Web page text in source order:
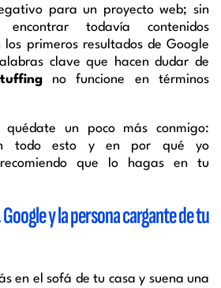
para un proyecto web; sin
encontrar todavía contenidos
los primeros resultados de Google
clave que hacen dudar de
no funcione en términos
quédate un poco más conmigo:
todo esto y en por qué yo
que lo hagas en tu
y la persona cargante de tu
en el sofá de tu casa y suena una